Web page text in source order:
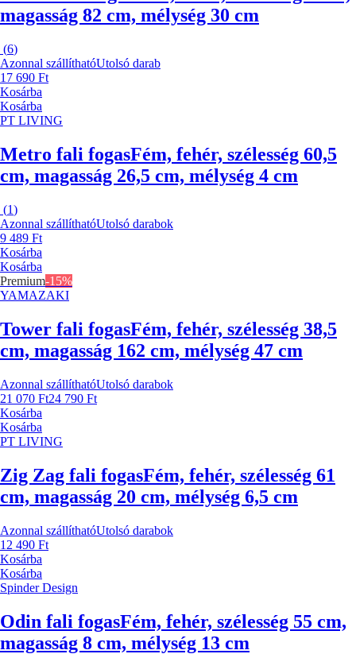
magasság 82 cm, mélység 30 cm
(6)
Azonnal szállíthatóUtolsó darab
17 690 Ft
Kosárba
Kosárba
PT LIVING
Metro fali fogasFém, fehér, szélesség 60,5
cm, magasság 26,5 cm, mélység 4 cm
(1)
Azonnal szállíthatóUtolsó darabok
9 489 Ft
Kosárba
Kosárba
Premium-15%
YAMAZAKI
Tower fali fogasFém, fehér, szélesség 38,5
cm, magasság 162 cm, mélység 47 cm
Azonnal szállíthatóUtolsó darabok
21 070 Ft24 790 Ft
Kosárba
Kosárba
PT LIVING
Zig Zag fali fogasFém, fehér, szélesség 61
cm, magasság 20 cm, mélység 6,5 cm
Azonnal szállíthatóUtolsó darabok
12 490 Ft
Kosárba
Kosárba
Spinder Design
Odin fali fogasFém, fehér, szélesség 55 cm,
magasság 8 cm, mélység 13 cm